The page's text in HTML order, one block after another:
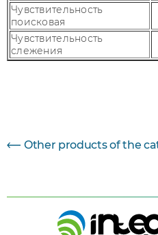
Чувствительность
поисковая
Чувствительность
слежения
Other products of the